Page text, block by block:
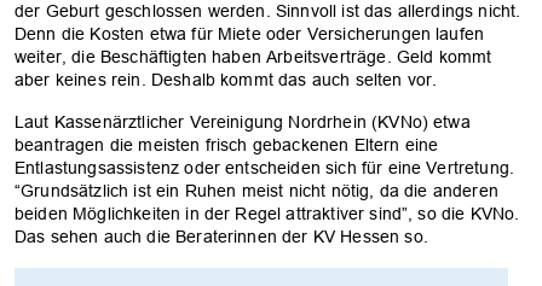
der Geburt geschlossen werden. Sinnvoll ist das allerdings nicht.
Denn die Kosten etwa für Miete oder Versicherungen laufen
weiter, die Beschäftigten haben Arbeitsverträge. Geld kommt
aber keines rein. Deshalb kommt das auch selten vor.
Laut Kassenärztlicher Vereinigung Nordrhein (KVNo) etwa
beantragen die meisten frisch gebackenen Eltern eine
Entlastungsassistenz oder entscheiden sich für eine Vertretung.
“Grundsätzlich ist ein Ruhen meist nicht nötig, da die anderen
beiden Möglichkeiten in der Regel attraktiver sind”, so die KVNo.
Das sehen auch die Beraterinnen der KV Hessen so.